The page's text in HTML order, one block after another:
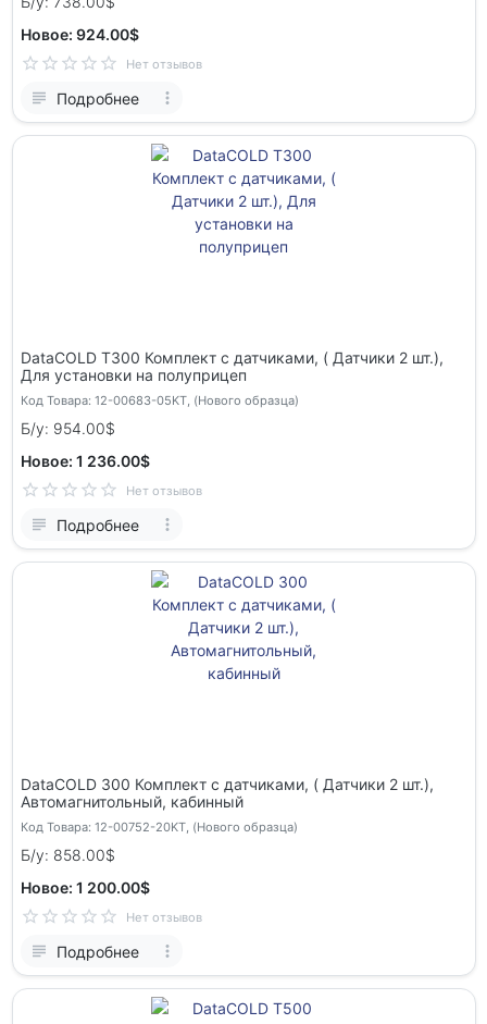
Новое: 924.00$
Нет отзывов
Подробнее
DataCOLD Т300 Комплект с датчиками, ( Датчики 2 шт.),
Для установки на полуприцеп
Код Товара: 12-00683-05KT, (Нового образца)
Б/у: 954.00$
Новое: 1 236.00$
Нет отзывов
Подробнее
DataCOLD 300 Комплект с датчиками, ( Датчики 2 шт.),
Автомагнитольный, кабинный
Код Товара: 12-00752-20KT, (Нового образца)
Б/у: 858.00$
Новое: 1 200.00$
Нет отзывов
Подробнее